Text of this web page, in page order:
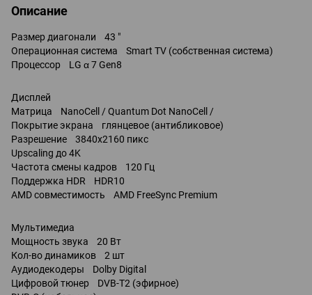
Описание
Размер диагонали 43 "
Операционная система Smart TV (собственная система)
Процессор LG α 7 Gen8
Дисплей
Матрица NanoCell / Quantum Dot NanoCell /
Покрытие экрана глянцевое (антибликовое)
Разрешение 3840x2160 пикс
Upscaling до 4K
Частота смены кадров 120 Гц
Поддержка HDR HDR10
AMD совместимость AMD FreeSync Premium
Мультимедиа
Мощность звука 20 Вт
Кол-во динамиков 2 шт
Аудиодекодеры Dolby Digital
Цифровой тюнер DVB-T2 (эфирное)